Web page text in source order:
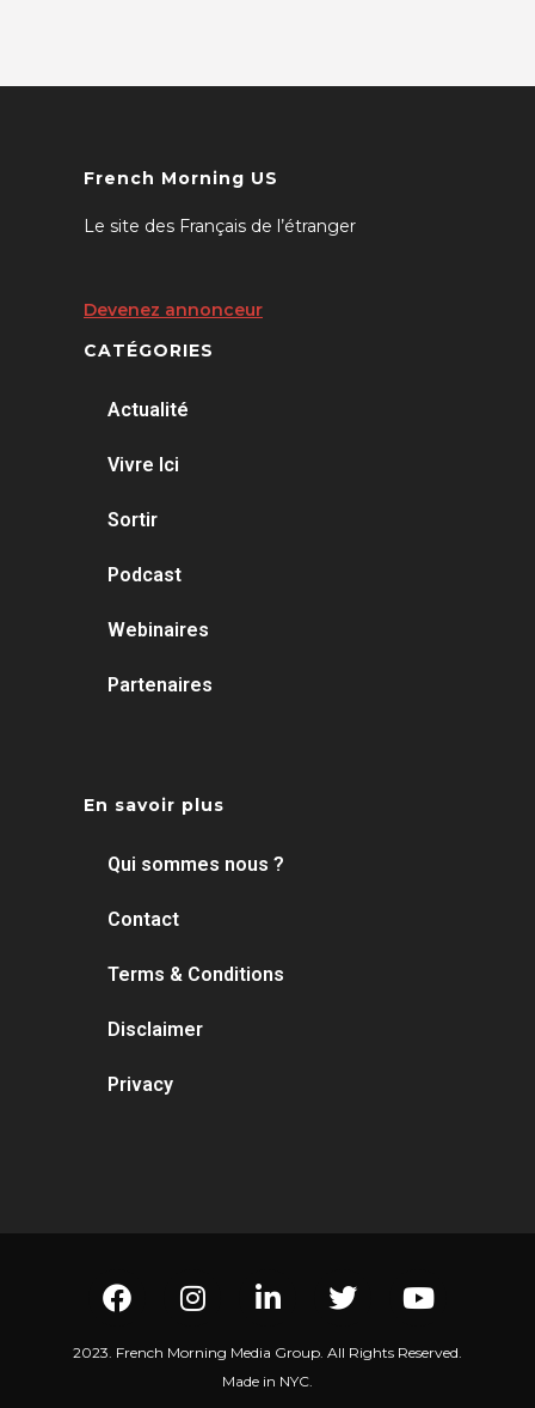
French Morning US
Le site des Français de l’étranger
Devenez annonceur
CATÉGORIES
Actualité
Vivre Ici
Sortir
Podcast
Webinaires
Partenaires
En savoir plus
Qui sommes nous ?
Contact
Terms & Conditions
Disclaimer
Privacy
2023. French Morning Media Group. All Rights Reserved.
Made in NYC.